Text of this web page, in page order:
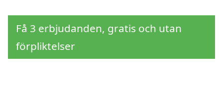
Få 3 erbjudanden, gratis och utan
förpliktelser